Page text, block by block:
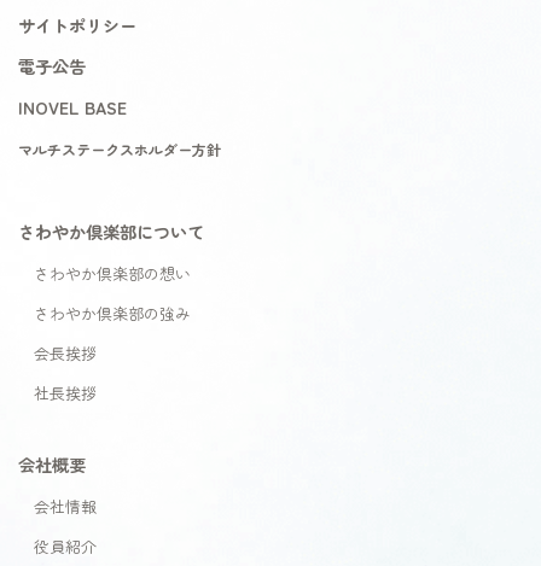
サイトポリシー
電子公告
INOVEL BASE
マルチステークスホルダー方針
さわやか倶楽部について
さわやか倶楽部の想い
さわやか倶楽部の強み
会長挨拶
社長挨拶
会社概要
会社情報
役員紹介